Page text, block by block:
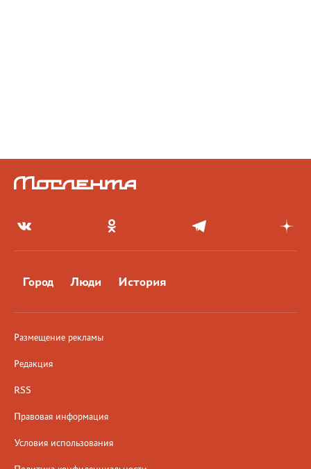
Город Люди История
Размещение рекламы
Редакция
RSS
Правовая информация
Условия использования